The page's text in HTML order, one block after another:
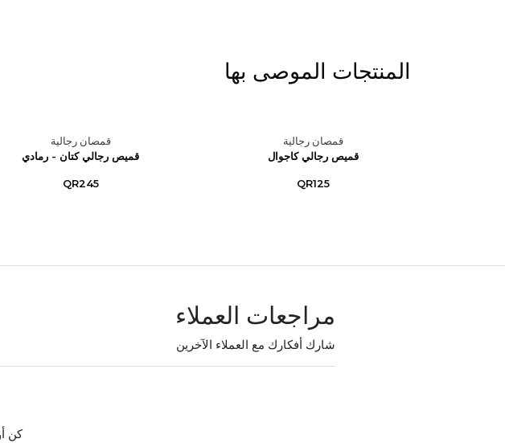
المنتجات الموصى بها
قمصان رجالية
قميص رجالي كاجوال
QR125
قمصان رجالية
قميص رجالي كتان - رمادي
QR245
مراجعات العملاء
شارك أفكارك مع العملاء الآخرين
كن